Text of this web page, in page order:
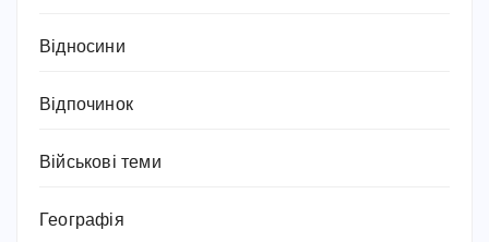
Відносини
Відпочинок
Військові теми
Географія